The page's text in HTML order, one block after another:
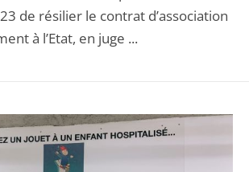
de résilier le contrat d’association
à l’Etat, en juge ...